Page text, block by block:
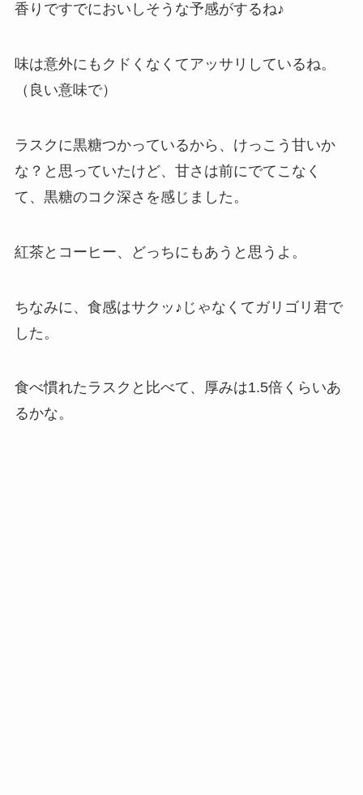
香りですでにおいしそうな予感がするね♪
味は意外にもクドくなくてアッサリしているね。
（良い意味で）
ラスクに黒糖つかっているから、けっこう甘いか
な？と思っていたけど、甘さは前にでてこなく
て、黒糖のコク深さを感じました。
紅茶とコーヒー、どっちにもあうと思うよ。
ちなみに、食感はサクッ♪じゃなくてガリゴリ君で
した。
食べ慣れたラスクと比べて、厚みは1.5倍くらいあ
るかな。